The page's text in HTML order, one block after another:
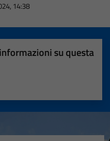
14:38
su questa
su 5
5